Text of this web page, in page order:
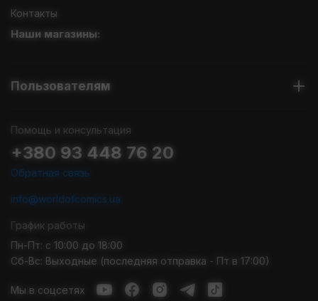
Контакты
Наши магазины:
Пользователям
Помощь и консультация
+380 93 448 76 20
Обратная связь
info@worldofcomics.ua
График работы
Пн-Пт: с 10:00 до 18:00
Сб-Вс: Выходные (последняя отправка - Пт в 17:00)
Мы в соцсетях